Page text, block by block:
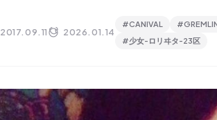
2017.09.11 2026.01.14
#CANIVAL
#少女-ロリヰタ-23区